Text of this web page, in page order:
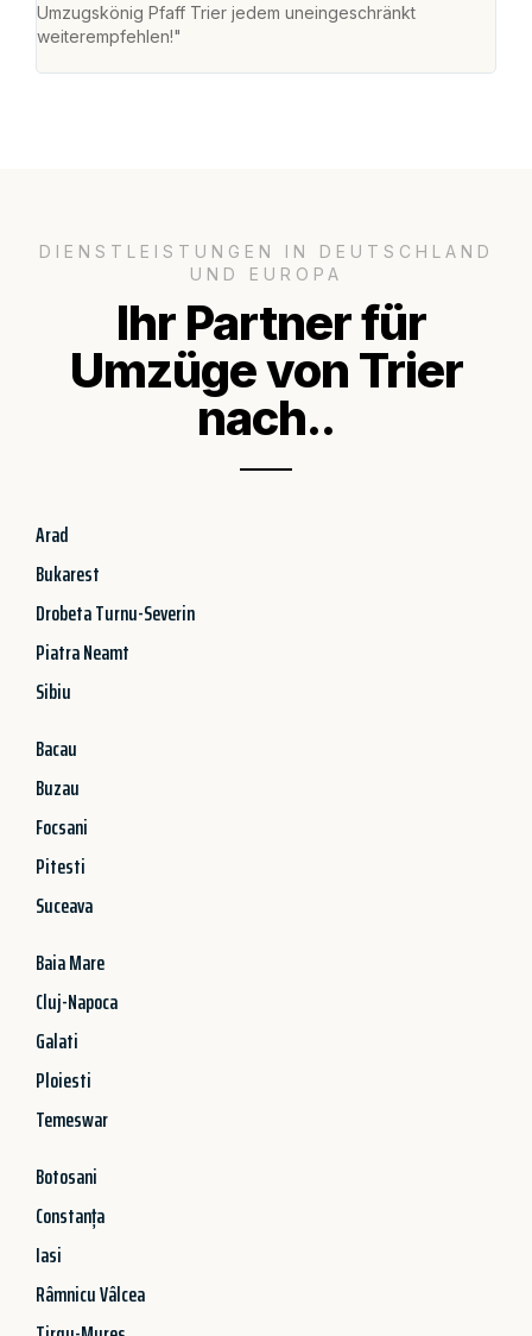
Umzugskönig Pfaff Trier jedem uneingeschränkt
weiterempfehlen!"
DIENSTLEISTUNGEN IN DEUTSCHLAND
UND EUROPA
Ihr Partner für
Umzüge von Trier
nach..
Arad
Bukarest
Drobeta Turnu-Severin
Piatra Neamt
Sibiu
Bacau
Buzau
Focsani
Pitesti
Suceava
Baia Mare
Cluj-Napoca
Galati
Ploiesti
Temeswar
Botosani
Constanța
Iasi
Râmnicu Vâlcea